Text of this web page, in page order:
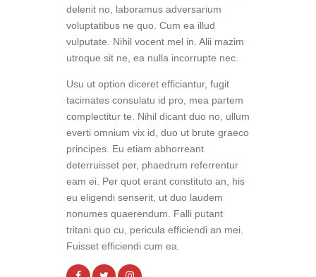
delenit no, laboramus adversarium
voluptatibus ne quo. Cum ea illud
vulputate. Nihil vocent mel in. Alii mazim
utroque sit ne, ea nulla incorrupte nec.
Usu ut option diceret efficiantur, fugit
tacimates consulatu id pro, mea partem
complectitur te. Nihil dicant duo no, ullum
everti omnium vix id, duo ut brute graeco
principes. Eu etiam abhorreant
deterruisset per, phaedrum referrentur
eam ei. Per quot erant constituto an, his
eu eligendi senserit, ut duo laudem
nonumes quaerendum. Falli putant
tritani quo cu, pericula efficiendi an mei.
Fuisset efficiendi cum ea.